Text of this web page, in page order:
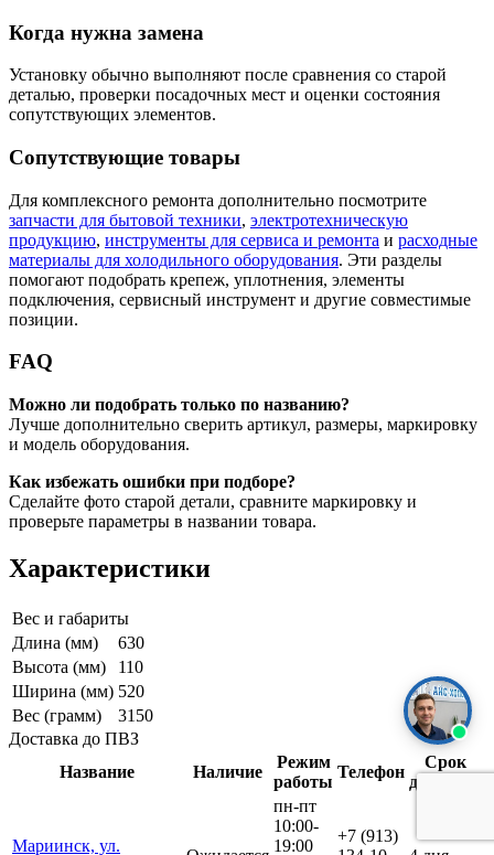
Когда нужна замена
Установку обычно выполняют после сравнения со старой
деталью, проверки посадочных мест и оценки состояния
сопутствующих элементов.
Сопутствующие товары
Для комплексного ремонта дополнительно посмотрите
запчасти для бытовой техники, электротехническую
продукцию, инструменты для сервиса и ремонта и расходные
материалы для холодильного оборудования. Эти разделы
помогают подобрать крепеж, уплотнения, элементы
подключения, сервисный инструмент и другие совместимые
позиции.
FAQ
Можно ли подобрать только по названию?
Лучше дополнительно сверить артикул, размеры, маркировку
и модель оборудования.
Как избежать ошибки при подборе?
Сделайте фото старой детали, сравните маркировку и
проверьте параметры в названии товара.
Характеристики
Вес и габариты
Длина (мм)
630
Высота (мм)
110
Ширина (мм) 520
Вес (грамм)
3150
Доставка до ПВЗ
Название
Наличие
Режим
работы
Телефон
Срок
доставки
Мариинск, ул.
пн-пт
10:00-
19:00
+7 (913)